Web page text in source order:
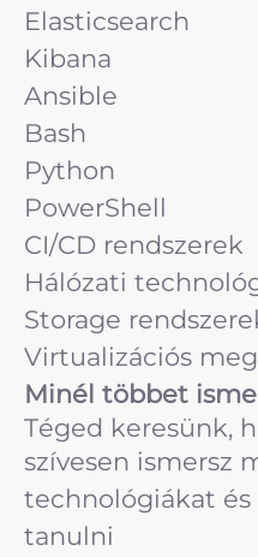
Elasticsearch
Kibana
Ansible
Bash
Python
PowerShell
CI/CD rendszerek
Hálózati
Storage
Virtualizációs
Minél többet
Téged keresünk,
szívesen ismersz
technológiákat és
tanulni